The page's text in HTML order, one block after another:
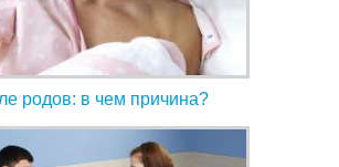
родов: в чем причина?